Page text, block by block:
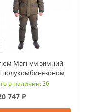
Магнум зимний
полукомбинезоном
в наличии: 26
747 ₽